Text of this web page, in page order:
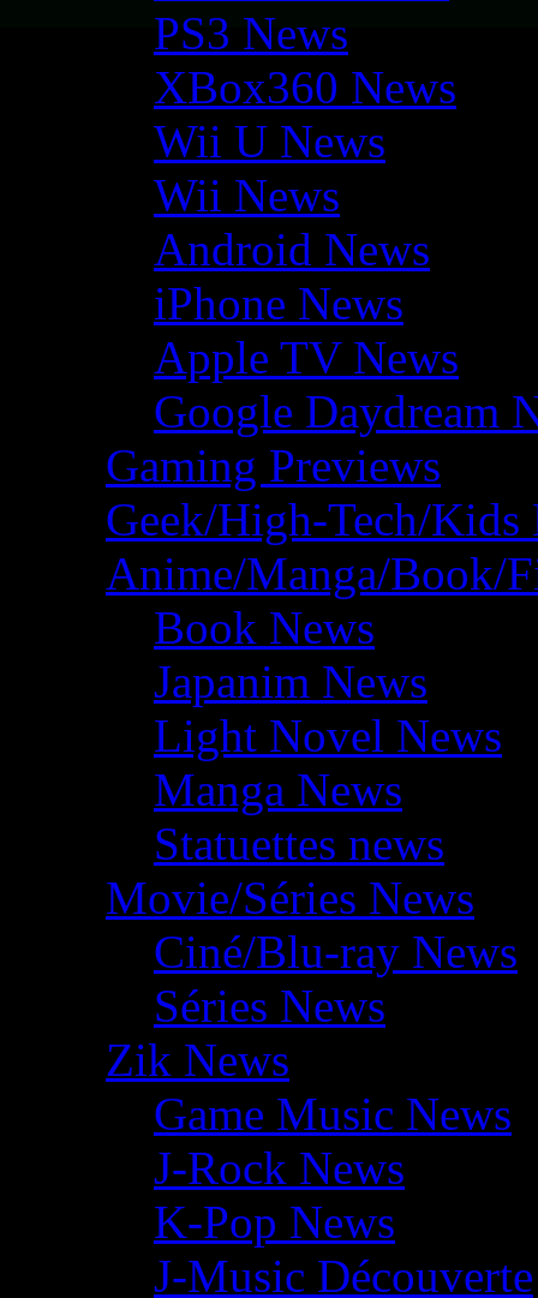
PS3 News
XBox360 News
Wii U News
Wii News
Android News
iPhone News
Apple TV News
Google Daydream
Gaming Previews
Geek/High-Tech/Kids
Anime/Manga/Book/
Book News
Japanim News
Light Novel News
Manga News
Statuettes news
Movie/Séries News
Ciné/Blu-ray News
Séries News
Zik News
Game Music News
J-Rock News
K-Pop News
J-Music Découverte